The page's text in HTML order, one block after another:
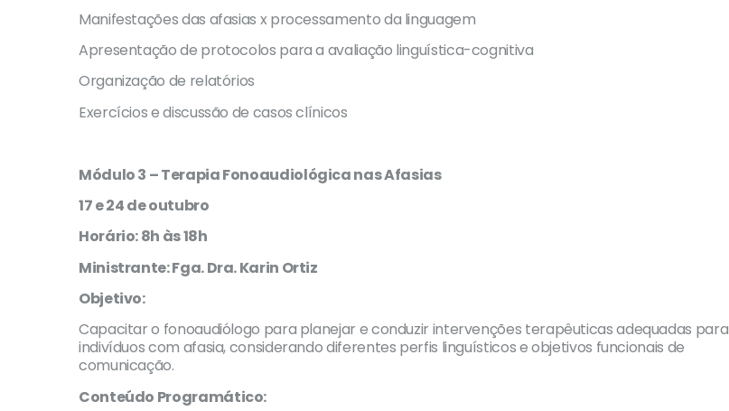
Manifestações das afasias x processamento da linguagem
Apresentação de protocolos para a avaliação linguística-cognitiva
Organização de relatórios
Exercícios e discussão de casos clínicos
Módulo 3 – Terapia Fonoaudiológica nas Afasias
17 e 24 de outubro
Horário: 8h às 18h
Ministrante: Fga. Dra. Karin Ortiz
Objetivo:
Capacitar o fonoaudiólogo para planejar e conduzir intervenções terapêuticas adequadas para
indivíduos com afasia, considerando diferentes perfis linguísticos e objetivos funcionais de
comunicação.
Conteúdo Programático: